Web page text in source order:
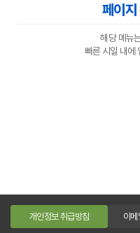
페이지
해당 메뉴
빠른 시일 내에
개인정보 취급방침 이